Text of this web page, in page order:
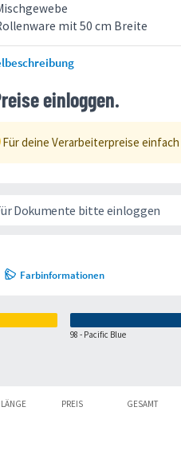
mit 50 cm Breite
einloggen.
Für deine Verarbeiterpreise einfach
Dokumente bitte einloggen
98 - Pacific Blue
Farbinformationen
PREIS GESAMT